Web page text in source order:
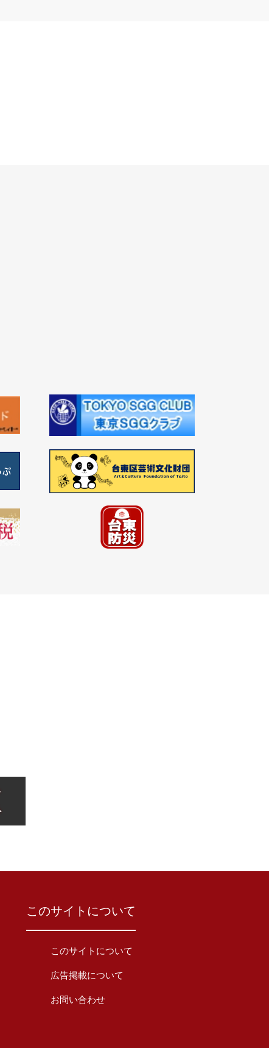
このサイトについて
このサイトについて
広告掲載について
お問い合わせ